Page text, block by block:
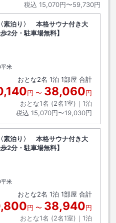
税込 15,070円〜59,730円
素泊り〉 本格サウナ付き大
2分・駐車場無料】
米
おとな2名 1泊 1部屋 合計
円 〜 38,060円
おとな1名 (2名1室)｜ 1泊
税込 15,070円〜19,030円
素泊り〉 本格サウナ付き大
2分・駐車場無料】
米
おとな2名 1泊 1部屋 合計
円 〜 38,940円
おとな1名 (2名1室)｜ 1泊